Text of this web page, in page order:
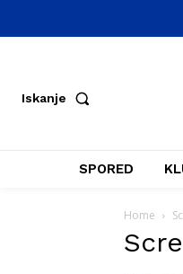
Iskanje
SPORED
Home